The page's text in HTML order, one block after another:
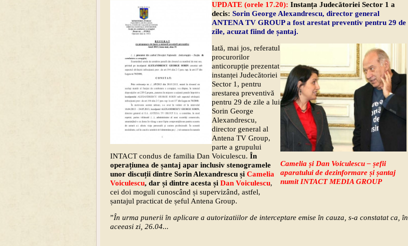
UPDATE (orele 17.20): Instanța Judecătoriei Sector 1 a
decis: Sorin George Alexandrescu, director general
ANTENA TV GROUP a fost arestat preventiv pentru 29 de
zile, acuzat fiind de șantaj.
Camelia și Dan Voiculescu – șefii
aparatului de dezinformare și șantaj
numit INTACT MEDIA GROUP
Iată, mai jos, referatul
procurorilor
anticorupție prezentat
instanței Judecătoriei
Sector 1, pentru
arestarea preventivă
pentru 29 de zile a lui
Sorin George
Alexandrescu,
director general al
Antena TV Group,
parte a grupului
INTACT condus de familia Dan Voiculescu. În
operațiunea de șantaj apar inclusiv stenogramele
unor discuții dintre Sorin Alexandrescu și Camelia
Voiculescu, dar și dintre acesta și Dan Voiculescu,
cei doi moguli cunoscând și supervizând, astfel,
șantajul practicat de șeful Antena Group.
”În urma punerii în aplicare a autorizatiilor de interceptare emise în cauza, s-a constatat ca, în
aceeasi zi, 26.04...